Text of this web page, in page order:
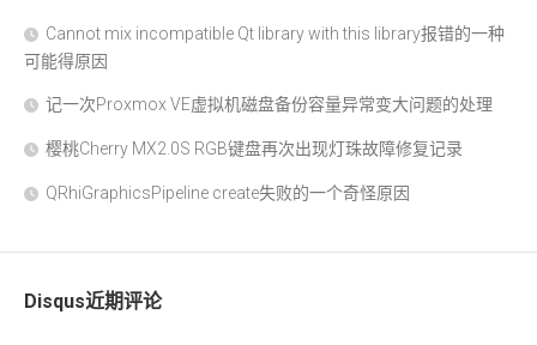
Cannot mix incompatible Qt library with this library报错的一种
可能得原因
记一次Proxmox VE虚拟机磁盘备份容量异常变大问题的处理
樱桃Cherry MX2.0S RGB键盘再次出现灯珠故障修复记录
QRhiGraphicsPipeline create失败的一个奇怪原因
Disqus近期评论